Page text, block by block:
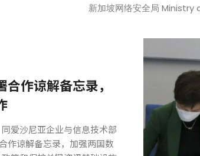
新加坡网络安全局
作谅解备忘录，
爱沙尼亚企业与信息技术部
作谅解备忘录，加强两国数